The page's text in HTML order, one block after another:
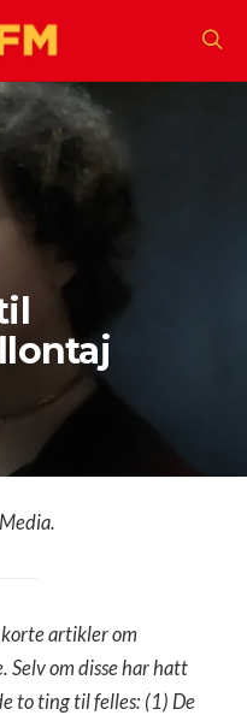
artikler om
Selv om disse har hatt
to ting til felles: (1) De